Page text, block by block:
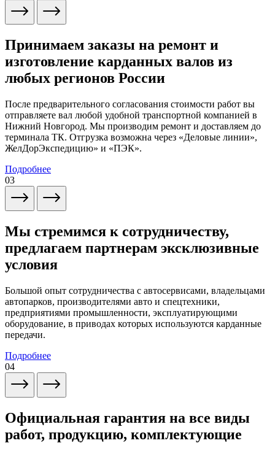
Принимаем заказы на ремонт и
изготовление карданных валов из
любых регионов России
После предварительного согласования стоимости работ вы
отправляете вал любой удобной транспортной компанией в
Нижний Новгород. Мы производим ремонт и доставляем до
терминала ТК. Отгрузка возможна через «Деловые линии»,
ЖелДорЭкспедицию» и «ПЭК».
Подробнее
03
Мы стремимся к сотрудничеству,
предлагаем партнерам эксклюзивные
условия
Большой опыт сотрудничества с автосервисами, владельцами
автопарков, производителями авто и спецтехники,
предприятиями промышленности, эксплуатирующими
оборудование, в приводах которых используются карданные
передачи.
Подробнее
04
Официальная гарантия на все виды
работ, продукцию, комплектующие